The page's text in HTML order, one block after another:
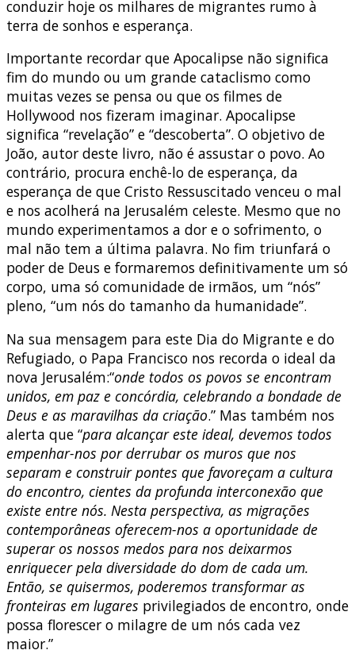
conduzir hoje os milhares de migrantes rumo à
terra de sonhos e esperança.
Importante recordar que Apocalipse não significa
fim do mundo ou um grande cataclismo como
muitas vezes se pensa ou que os filmes de
Hollywood nos fizeram imaginar. Apocalipse
significa “revelação” e “descoberta”. O objetivo de
João, autor deste livro, não é assustar o povo. Ao
contrário, procura enchê-lo de esperança, da
esperança de que Cristo Ressuscitado venceu o mal
e nos acolherá na Jerusalém celeste. Mesmo que no
mundo experimentamos a dor e o sofrimento, o
mal não tem a última palavra. No fim triunfará o
poder de Deus e formaremos definitivamente um só
corpo, uma só comunidade de irmãos, um “nós”
pleno, “um nós do tamanho da humanidade”.
Na sua mensagem para este Dia do Migrante e do
Refugiado, o Papa Francisco nos recorda o ideal da
nova Jerusalém:“onde todos os povos se encontram
unidos, em paz e concórdia, celebrando a bondade de
Deus e as maravilhas da criação.” Mas também nos
alerta que “para alcançar este ideal, devemos todos
empenhar-nos por derrubar os muros que nos
separam e construir pontes que favoreçam a cultura
do encontro, cientes da profunda interconexão que
existe entre nós. Nesta perspectiva, as migrações
contemporâneas oferecem-nos a oportunidade de
superar os nossos medos para nos deixarmos
enriquecer pela diversidade do dom de cada um.
Então, se quisermos, poderemos transformar as
fronteiras em lugares privilegiados de encontro, onde
possa florescer o milagre de um nós cada vez
maior.”